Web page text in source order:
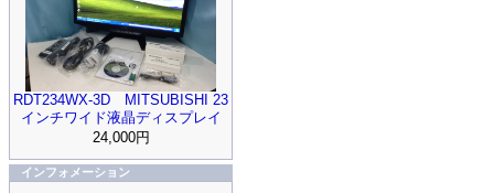
RDT234WX-3D MITSUBISHI 23
インチワイド液晶ディスプレイ
24,000円
インフォメーション